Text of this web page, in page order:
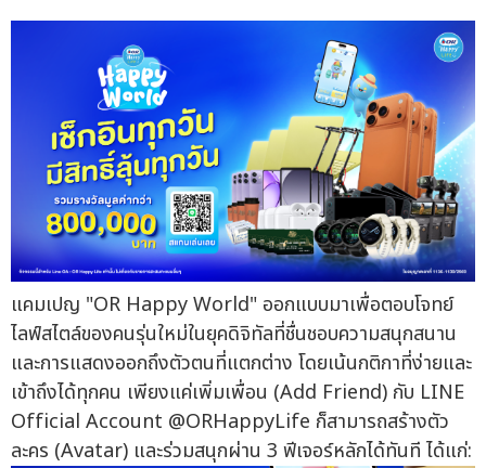
แคมเปญ "OR Happy World" ออกแบบมาเพื่อตอบโจทย์
ไลฟ์สไตล์ของคนรุ่นใหม่ในยุคดิจิทัลที่ชื่นชอบความสนุกสนาน
และการแสดงออกถึงตัวตนที่แตกต่าง โดยเน้นกติกาที่ง่ายและ
เข้าถึงได้ทุกคน เพียงแค่เพิ่มเพื่อน (Add Friend) กับ LINE
Official Account @ORHappyLife ก็สามารถสร้างตัว
ละคร (Avatar) และร่วมสนุกผ่าน 3 ฟีเจอร์หลักได้ทันที ได้แก่: